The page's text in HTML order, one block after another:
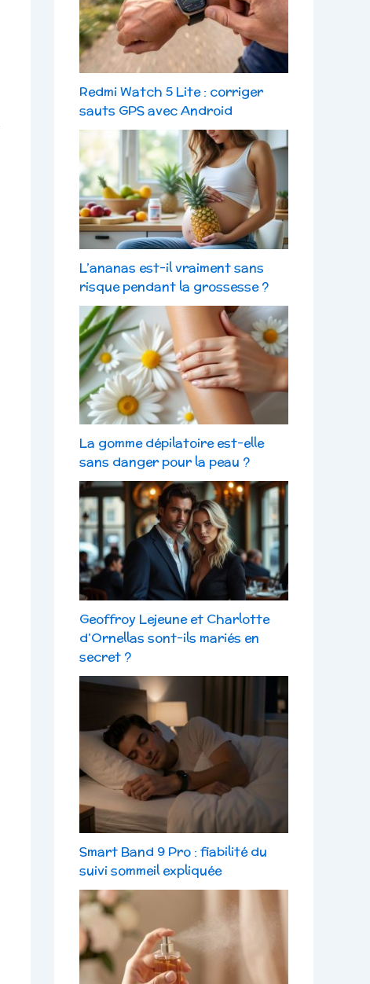
Redmi Watch 5 Lite : corriger
sauts GPS avec Android
L’ananas est-il vraiment sans
risque pendant la grossesse ?
La gomme dépilatoire est-elle
sans danger pour la peau ?
Geoffroy Lejeune et Charlotte
d’Ornellas sont-ils mariés en
secret ?
Smart Band 9 Pro : fiabilité du
suivi sommeil expliquée